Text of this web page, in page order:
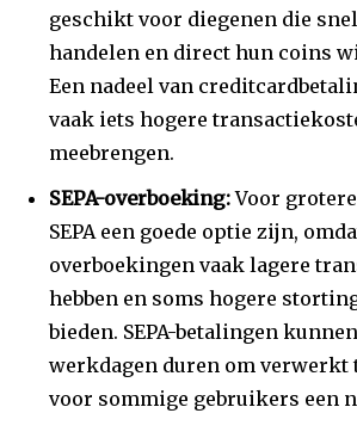
geschikt voor diegenen die
handelen en direct hun coins
Een nadeel van
vaak iets hogere
meebrengen.
SEPA-overboeking:Voor
SEPA een goede optie zijn,
overboekingen vaak lagere
hebben en soms hogere
bieden. SEPA-betalingen
werkdagen duren om verwerkt
voor sommige gebruikers een